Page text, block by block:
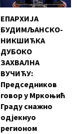
ЕПАРХИЈА
БУДИМЉАНСКО-
НИКШИЋКА
ДУБОКО
ЗАХВАЛНА
ВУЧИЋУ:
Председников
говор у Мркоњић
Граду снажно
одјекнуо
регионом